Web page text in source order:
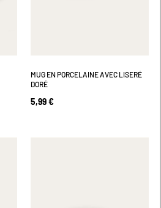
MUG EN PORCELAINE AVEC LISERÉ
DORÉ
5,99 €